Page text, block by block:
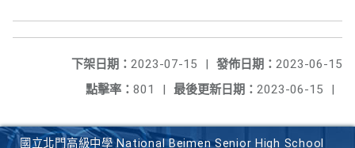
發佈日期： 2023-06-15
下架日期： 2023-07-15
|
最後更新日期： 2023-06-15 |
點擊率： 801 |
國立北門高級中學 National Beimen Senior High School